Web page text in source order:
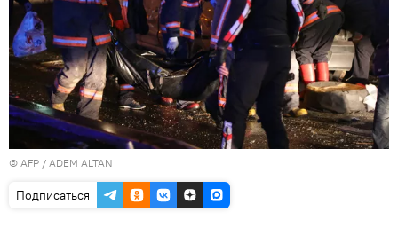
© AFP / ADEM ALTAN
Подписаться